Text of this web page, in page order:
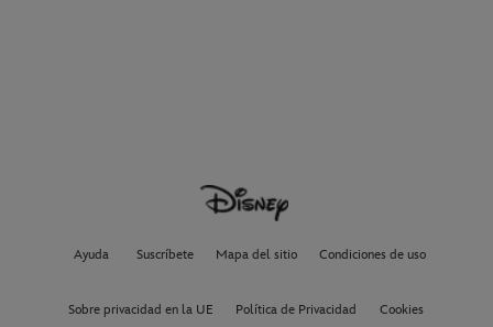
Ayuda Suscríbete Mapa del sitio Condiciones de uso
Sobre privacidad en la UE Política de Privacidad Cookies